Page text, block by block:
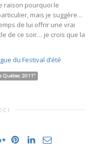
raison pourquoi le
mais je suggère…
de lui offrir une vrai
de ce soir… je crois que la
du Festival d’été
Québec 2011"